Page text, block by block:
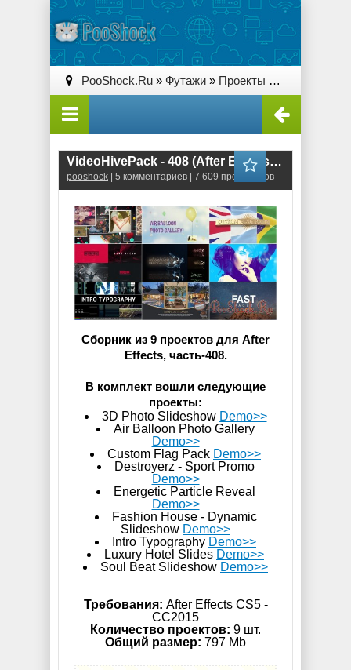
PooShock.Ru » Футажи » Проекты After Effects
VideoHivePack - 408 (After Effects Projects Pack)
pooshock | 5 комментариев | 7 609 просмотров
Сборник из 9 проектов для After
Effects, часть-408.
В комплект вошли следующие
проекты:
3D Photo Slideshow Demo>>
Air Balloon Photo Gallery
Demo>>
Custom Flag Pack Demo>>
Destroyerz - Sport Promo
Demo>>
Energetic Particle Reveal
Demo>>
Fashion House - Dynamic
Slideshow Demo>>
Intro Typography Demo>>
Luxury Hotel Slides Demo>>
Soul Beat Slideshow Demo>>
Требования: After Effects CS5 -
СС2015
Количество проектов: 9 шт.
Общий размер: 797 Mb